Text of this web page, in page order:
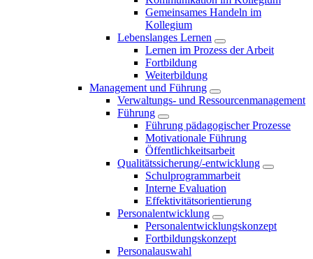
Gemeinsames Handeln im
Kollegium
Lebenslanges Lernen
Lernen im Prozess der Arbeit
Fortbildung
Weiterbildung
Management und Führung
Verwaltungs- und Ressourcenmanagement
Führung
Führung pädagogischer Prozesse
Motivationale Führung
Öffentlichkeitsarbeit
Qualitätssicherung/-entwicklung
Schulprogrammarbeit
Interne Evaluation
Effektivitätsorientierung
Personalentwicklung
Personalentwicklungskonzept
Fortbildungskonzept
Personalauswahl